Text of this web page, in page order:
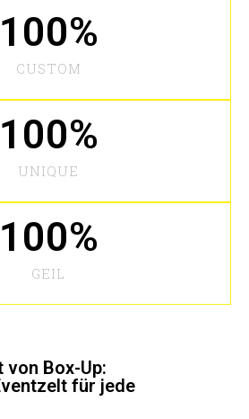
CUSTOM
100%
UNIQUE
100%
GEIL
100%
Box-Up:
für jede